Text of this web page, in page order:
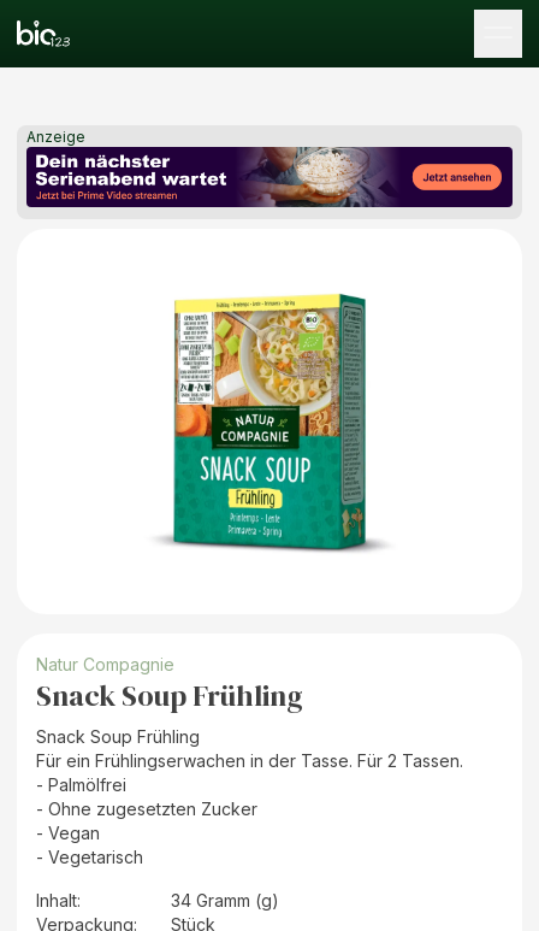
Anzeige
Natur Compagnie
Snack Soup Frühling
Snack Soup Frühling
Für ein Frühlingserwachen in der Tasse. Für 2 Tassen.
- Palmölfrei
- Ohne zugesetzten Zucker
- Vegan
- Vegetarisch
Inhalt:
34 Gramm (g)
Verpackung:
Stück